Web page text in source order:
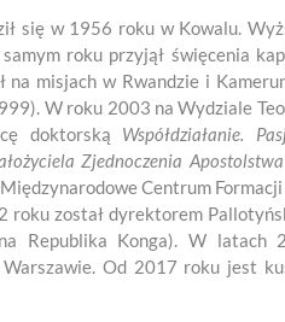
się w 1956 roku w Kowalu.
roku przyjął święcenia
misjach w Rwandzie i
W roku 2003 na Wydziale
doktorską Współdziałanie.
Zjednoczenia
Centrum
został dyrektorem
Republika Konga). W latach
Od 2017 roku jest